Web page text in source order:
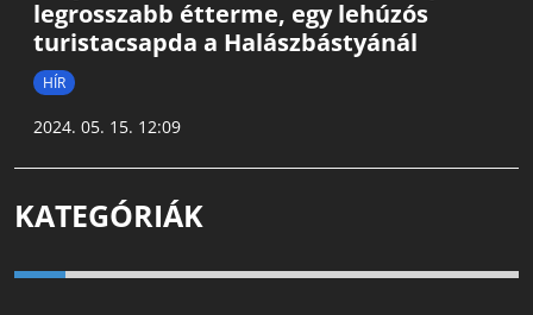
legrosszabb étterme, egy lehúzós
turistacsapda a Halászbástyánál
HÍR
2024. 05. 15. 12:09
KATEGÓRIÁK